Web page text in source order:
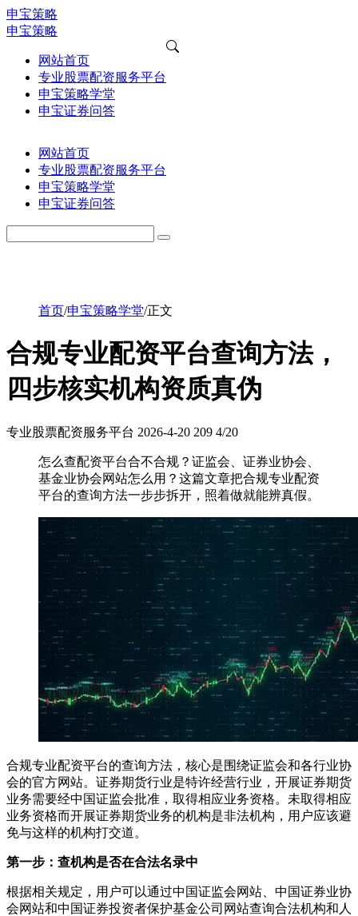
申宝策略
申宝策略
网站首页
专业股票配资服务平台
申宝策略学堂
申宝证券问答
网站首页
专业股票配资服务平台
申宝策略学堂
申宝证券问答
首页/申宝策略学堂/正文
合规专业配资平台查询方法，
四步核实机构资质真伪
专业股票配资服务平台 2026-4-20 209 4/20
怎么查配资平台合不合规？证监会、证券业协会、
基金业协会网站怎么用？这篇文章把合规专业配资
平台的查询方法一步步拆开，照着做就能辨真假。
合规专业配资平台的查询方法，核心是围绕证监会和各行业协
会的官方网站。证券期货行业是特许经营行业，开展证券期货
业务需要经中国证监会批准，取得相应业务资格。未取得相应
业务资格而开展证券期货业务的机构是非法机构，用户应该避
免与这样的机构打交道。
第一步：查机构是否在合法名录中
根据相关规定，用户可以通过中国证监会网站、中国证券业协
会网站和中国证券投资者保护基金公司网站查询合法机构和人